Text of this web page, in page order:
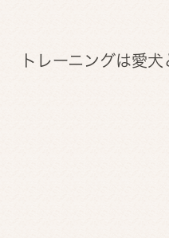
トレーニングは愛